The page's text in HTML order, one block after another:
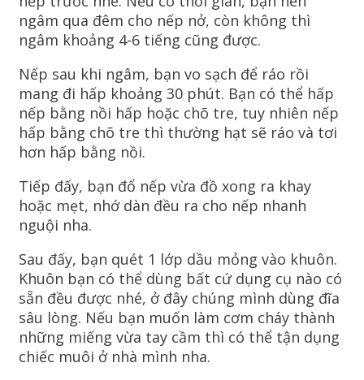
ngâm qua đêm cho nếp nở, còn không thì
ngâm khoảng 4-6 tiếng cũng được.
Nếp sau khi ngâm, bạn vo sạch để ráo rồi
mang đi hấp khoảng 30 phút. Bạn có thể hấp
nếp bằng nồi hấp hoặc chõ tre, tuy nhiên nếp
hấp bằng chõ tre thì thường hạt sẽ ráo và tơi
hơn hấp bằng nồi.
Tiếp đấy, bạn đổ nếp vừa đồ xong ra khay
hoặc mẹt, nhớ dàn đều ra cho nếp nhanh
nguội nha.
Sau đấy, bạn quét 1 lớp dầu mỏng vào khuôn.
Khuôn bạn có thể dùng bất cứ dụng cụ nào có
sẵn đều được nhé, ở đây chúng mình dùng đĩa
sâu lòng. Nếu bạn muốn làm cơm cháy thành
những miếng vừa tay cầm thì có thể tận dụng
chiếc muôi ở nhà mình nha.